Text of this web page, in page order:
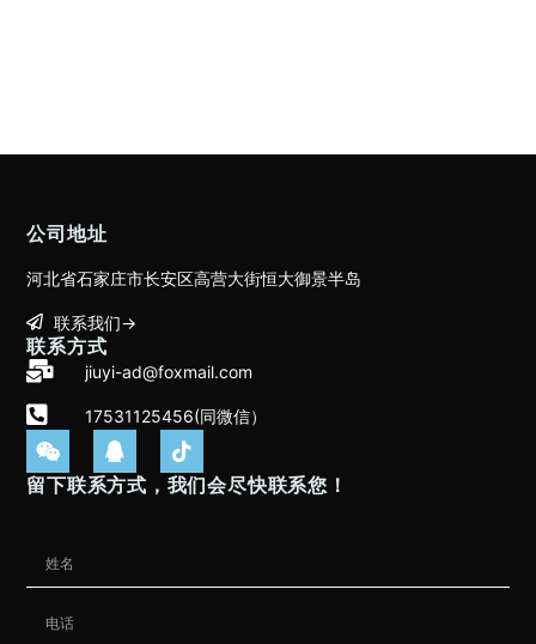
公司地址
河北省石家庄市长安区高营大街恒大御景半岛
联系我们→
联系方式
jiuyi-ad@foxmail.com
17531125456(同微信）
留下联系方式，我们会尽快联系您！